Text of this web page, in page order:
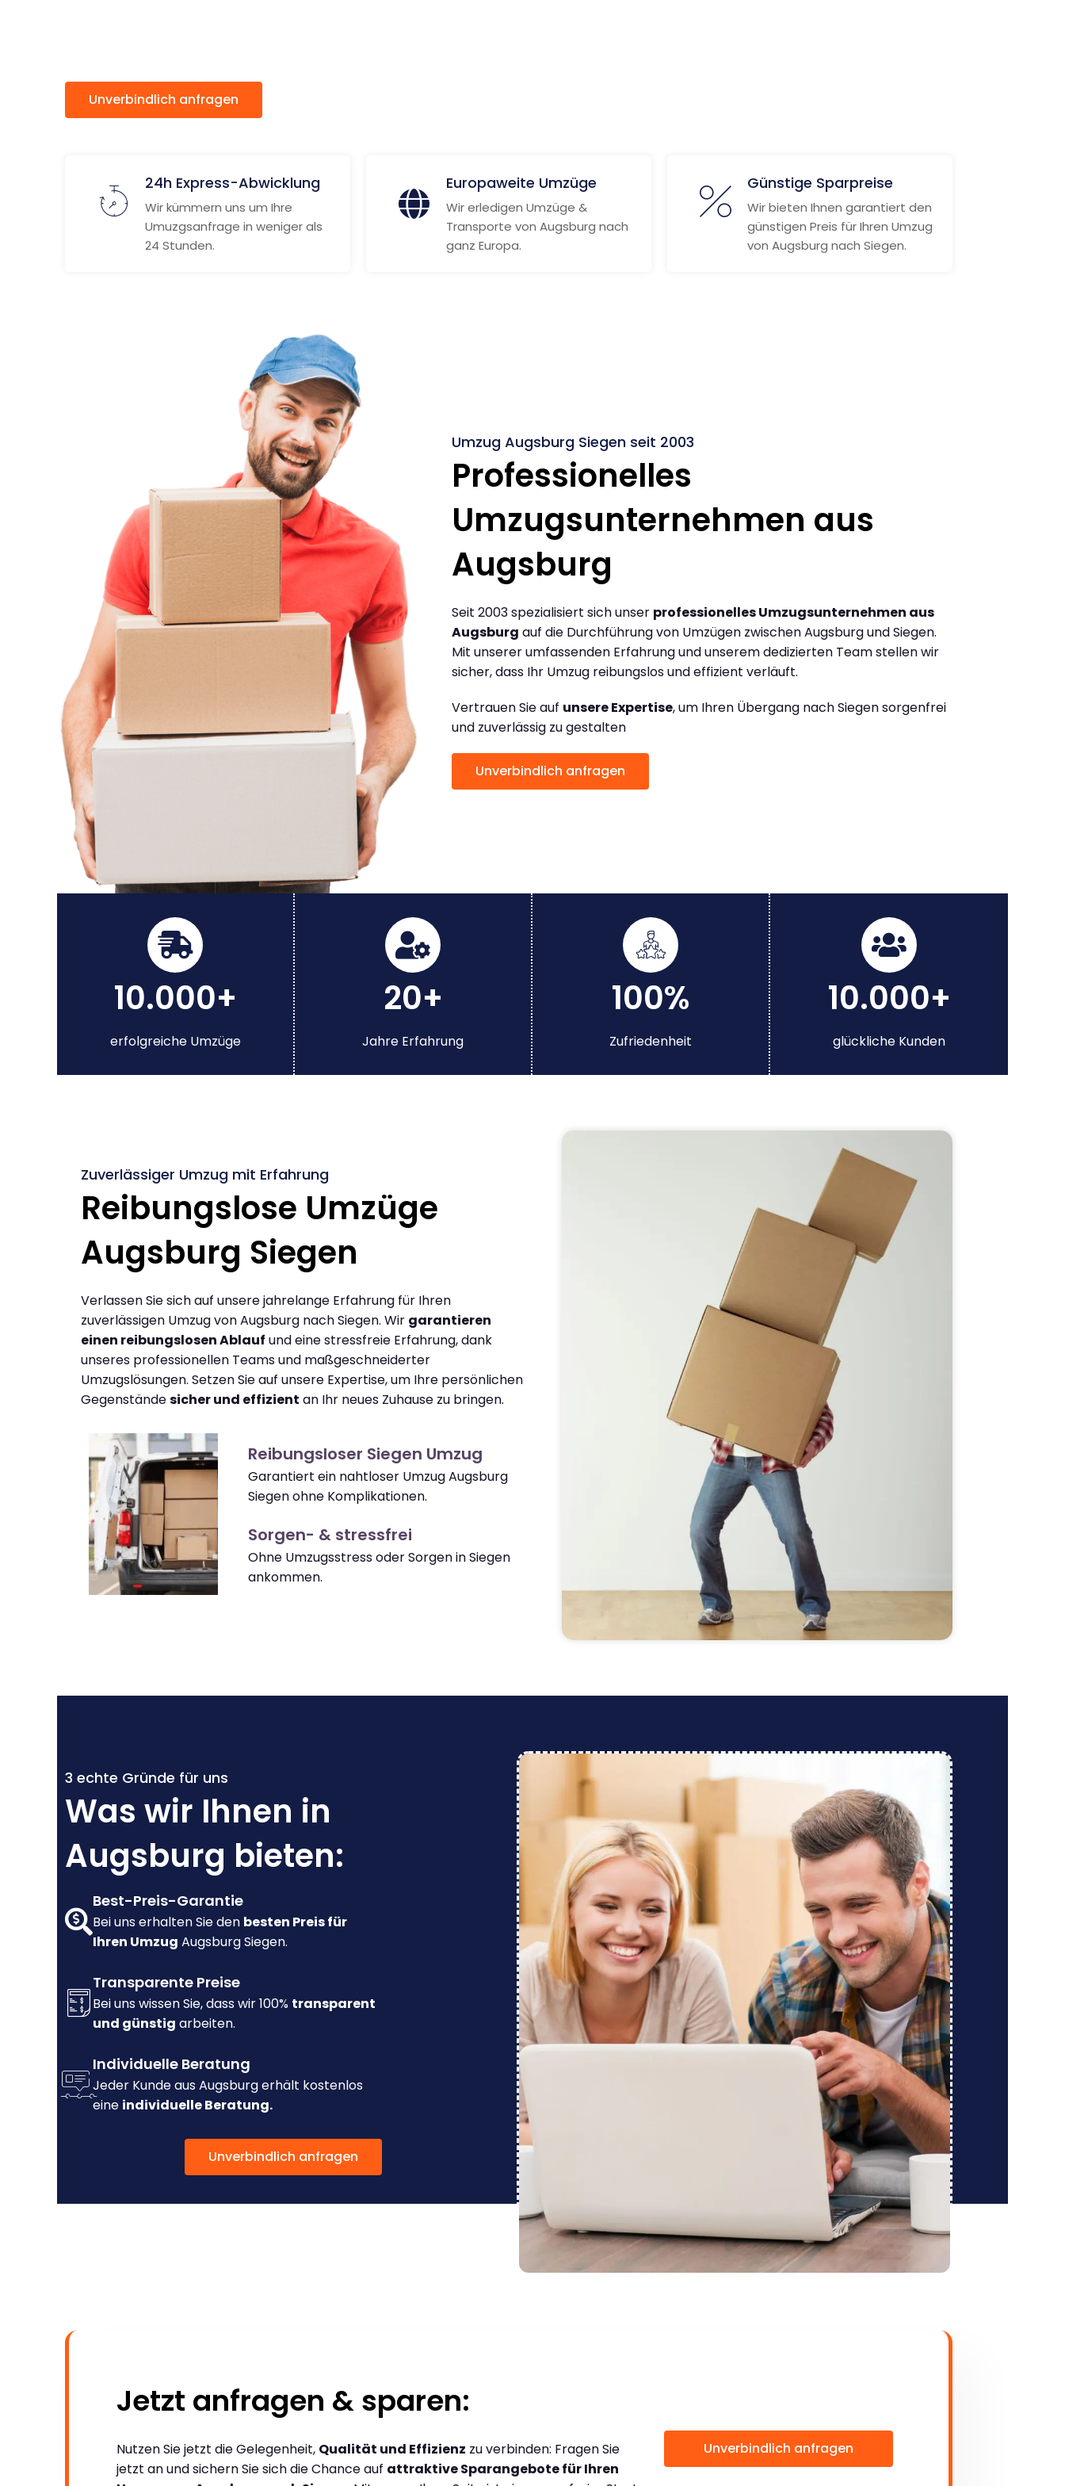
Unverbindlich anfragen
24h Express-Abwicklung
Wir kümmern uns um Ihre
Umuzgsanfrage in weniger als
24 Stunden.
Europaweite Umzüge
Wir erledigen Umzüge &
Transporte von Augsburg nach
ganz Europa.
Günstige Sparpreise
Wir bieten Ihnen garantiert den
günstigen Preis für Ihren Umzug
von Augsburg nach Siegen.
Umzug Augsburg Siegen seit 2003
Professionelles
Umzugsunternehmen aus
Augsburg
Seit 2003 spezialisiert sich unser professionelles Umzugsunternehmen aus
Augsburg auf die Durchführung von Umzügen zwischen Augsburg und Siegen.
Mit unserer umfassenden Erfahrung und unserem dedizierten Team stellen wir
sicher, dass Ihr Umzug reibungslos und effizient verläuft.
Vertrauen Sie auf unsere Expertise, um Ihren Übergang nach Siegen sorgenfrei
und zuverlässig zu gestalten
Unverbindlich anfragen
10.000+
erfolgreiche Umzüge
20+
Jahre Erfahrung
100%
Zufriedenheit
10.000+
glückliche Kunden
Zuverlässiger Umzug mit Erfahrung
Reibungslose Umzüge
Augsburg Siegen
Verlassen Sie sich auf unsere jahrelange Erfahrung für Ihren
zuverlässigen Umzug von Augsburg nach Siegen. Wir garantieren
einen reibungslosen Ablauf und eine stressfreie Erfahrung, dank
unseres professionellen Teams und maßgeschneiderter
Umzugslösungen. Setzen Sie auf unsere Expertise, um Ihre persönlichen
Gegenständesicher und effizient an Ihr neues Zuhause zu bringen.
Reibungsloser Siegen Umzug
Garantiert ein nahtloser Umzug Augsburg
Siegen ohne Komplikationen.
Sorgen- & stressfrei
Ohne Umzugsstress oder Sorgen in Siegen
ankommen.
3 echte Gründe für uns
Was wir Ihnen in
Augsburg bieten:
Best-Preis-Garantie
Bei uns erhalten Sie den besten Preis für
Ihren Umzug Augsburg Siegen.
Transparente Preise
Bei uns wissen Sie, dass wir 100% transparent
und günstig arbeiten.
Individuelle Beratung
Jeder Kunde aus Augsburg erhält kostenlos
eine individuelle Beratung.
Unverbindlich anfragen
Jetzt anfragen & sparen:
Nutzen Sie jetzt die Gelegenheit, Qualität und Effizienz zu verbinden: Fragen Sie
jetzt an und sichern Sie sich die Chance auf attraktive Sparangebote für Ihren
Unverbindlich anfragen